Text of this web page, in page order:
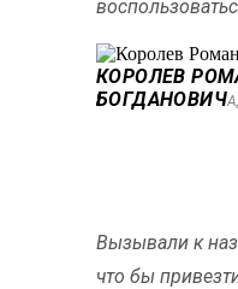
КОРОЛЕВ
БОГДАНОВИЧ
Вызывали к
что бы